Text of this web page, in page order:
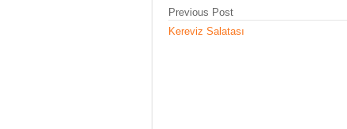
Previous Post
Kereviz Salatası